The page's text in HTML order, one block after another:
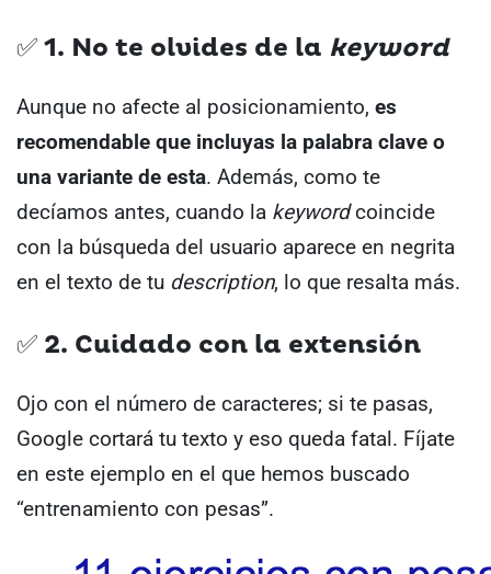
✅ 1. No te olvides de la keyword
Aunque no afecte al posicionamiento, es
recomendable que incluyas la palabra clave o
una variante de esta. Además, como te
decíamos antes, cuando la keywordcoincide
con la búsqueda del usuario aparece en negrita
en el texto de tu description, lo que resalta más.
✅ 2. Cuidado con la extensión
Ojo con el número de caracteres; si te pasas,
Google cortará tu texto y eso queda fatal. Fíjate
en este ejemplo en el que hemos buscado
“entrenamiento con pesas”.